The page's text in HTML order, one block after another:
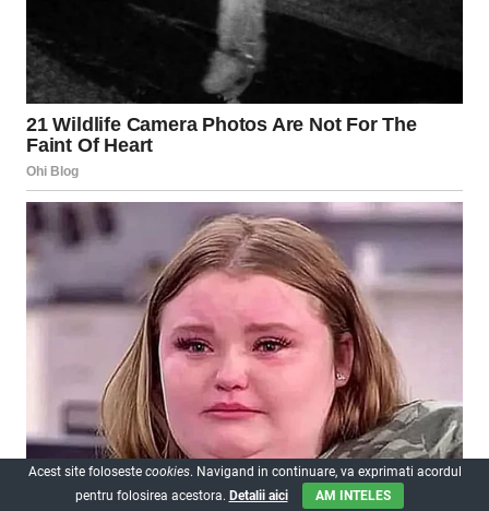
Acest site foloseste cookies. Navigand in continuare, va exprimati acordul
pentru folosirea acestora. Detalii aici AM INTELES